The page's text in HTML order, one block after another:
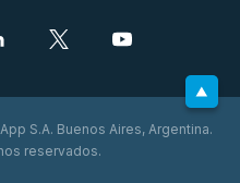
S.A. Buenos Aires, Argentina.
reservados.